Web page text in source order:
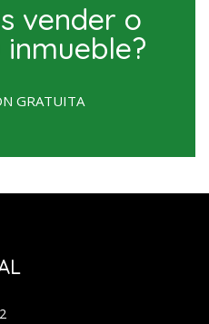
vender o
GRATUITA